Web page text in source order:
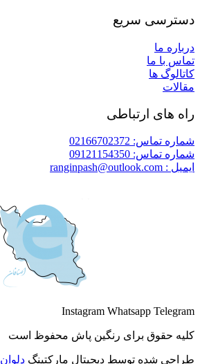
دسترسی سریع
درباره ما
تماس با ما
کاتالوگ ها
مقالات
راه های ارتباطی
شماره تماس: 02166702372
شماره تماس: 09121154350
ایمیل : ranginpash@outlook.com
Instagram Whatsapp Telegram
کلیه حقوق برای رنگین پاش محفوظ است
طراحی شده توسط دیجیتال مارکتینگ دلوان